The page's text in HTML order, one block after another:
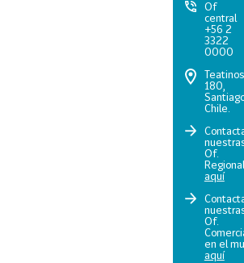
Of
central
+56 2
3322
0000
Teatinos
180,
Chile.
Of.
aquí
Of.
en el
aquí